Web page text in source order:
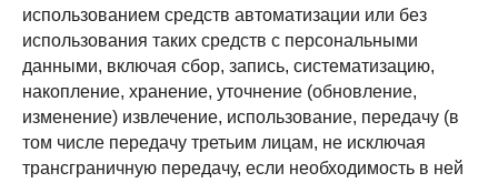
использованием средств автоматизации или без
использования таких средств с персональными
данными, включая сбор, запись, систематизацию,
накопление, хранение, уточнение (обновление,
изменение) извлечение, использование, передачу (в
том числе передачу третьим лицам, не исключая
трансграничную передачу, если необходимость в ней